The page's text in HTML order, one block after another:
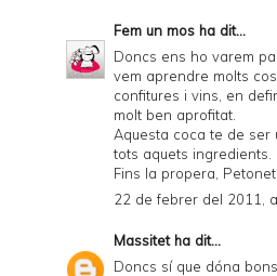
Fem un mos ha dit...
Doncs ens ho varem
vem aprendre molts
confitures i vins, en
molt ben aprofitat.
Aquesta coca te de ser
tots aquets ingredients.
Fins la propera,
22 de febrer del 2011,
Massitetha dit...
Doncs sí que dóna